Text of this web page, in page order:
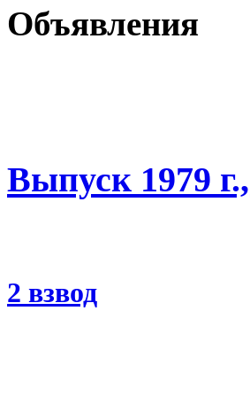
Объявления
Выпуск 1979
2 взвод